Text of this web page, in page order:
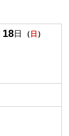
18日 （ 日 ）